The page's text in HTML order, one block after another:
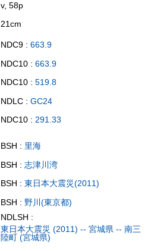
v, 58p
21cm
NDC9 : 663.9
NDC10 : 663.9
NDC10 : 519.8
NDLC : GC24
NDC10 : 291.33
BSH : 里海
BSH : 志津川湾
BSH : 東日本大震災(2011)
BSH : 野川(東京都)
NDLSH :
東日本大震災 (2011) -- 宮城県 -- 南三
陸町 (宮城県)